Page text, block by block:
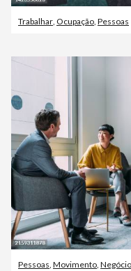
Trabalhar, Ocupação, Pessoas
Pessoas, Movimento,